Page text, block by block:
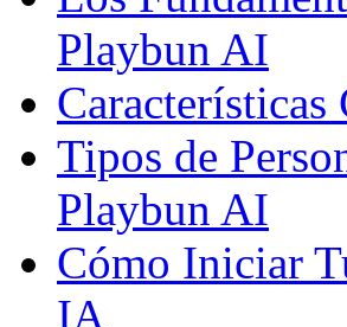
Playbun AI
Tipos de
Playbun AI
Cómo Iniciar
IA